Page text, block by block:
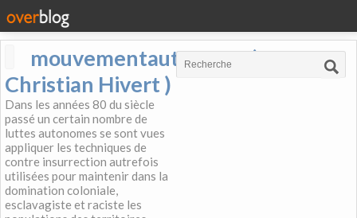
mouvementautonome (
Christian Hivert )
Dans les années 80 du siècle
passé un certain nombre de
luttes autonomes se sont vues
appliquer les techniques de
contre insurrection autrefois
utilisées pour maintenir dans la
domination coloniale,
esclavagiste et raciste les